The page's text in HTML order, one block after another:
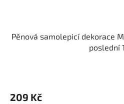
Pěnová samolepicí dekorace
poslední
209 Kč